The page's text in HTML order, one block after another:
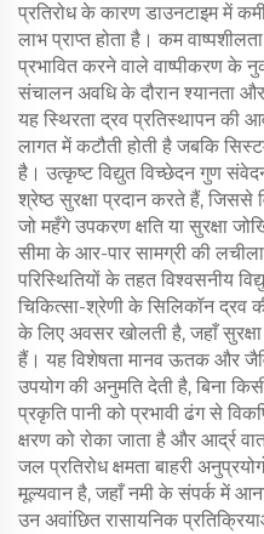
प्रतिरोध के कारण डाउनटाइम में
लाभ प्राप्त होता है। कम
प्रभावित करने वाले वाष्पीकरण के
संचालन अवधि के दौरान श्यानता और
यह स्थिरता द्रव प्रतिस्थापन की
लागत में कटौती होती है जबकि
है। उत्कृष्ट विद्युत विच्छेदन गुण
श्रेष्ठ सुरक्षा प्रदान करते हैं, जिससे
जो महँगे उपकरण क्षति या सुरक्षा
सीमा के आर-पार सामग्री की
परिस्थितियों के तहत विश्वसनीय
चिकित्सा-श्रेणी के सिलिकॉन द्रव
के लिए अवसर खोलती है, जहाँ
हैं। यह विशेषता मानव ऊतक और
उपयोग की अनुमति देती है, बिना
प्रकृति पानी को प्रभावी ढंग से
क्षरण को रोका जाता है और आर्द्र
जल प्रतिरोध क्षमता बाहरी
मूल्यवान है, जहाँ नमी के संपर्क में आना
उन अवांछित रासायनिक